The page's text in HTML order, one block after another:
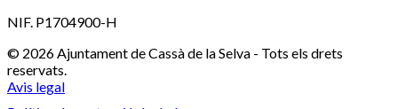
NIF. P1704900-H
© 2026 Ajuntament de Cassà de la Selva - Tots els drets
reservats.
Avis legal